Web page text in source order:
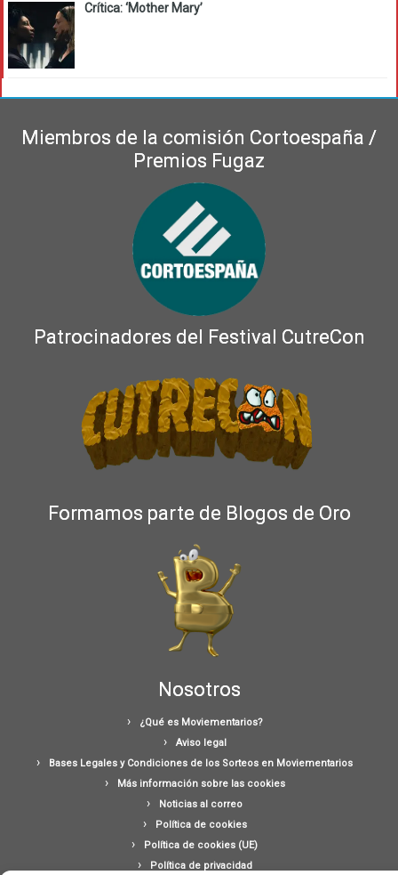
Crítica: ‘Mother Mary’
Miembros de la comisión Cortoespaña /
Premios Fugaz
Patrocinadores del Festival CutreCon
Formamos parte de Blogos de Oro
Nosotros
¿Qué es Moviementarios?
Aviso legal
Bases Legales y Condiciones de los Sorteos en Moviementarios
Más información sobre las cookies
Noticias al correo
Política de cookies
Política de cookies (UE)
Política de privacidad